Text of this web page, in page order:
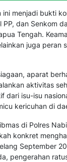
menjadi bukti
dan Senkom
Tengah.
juga peran
aparat
aktivitas
dari isu-isu
kericuhan di
di Polres
konkret
September
pengerahan